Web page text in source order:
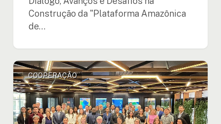
Construção da "Plataforma Amazônica
de…
Países
Amazônicos
reforçam
cooperação
regional
na
COOPERAÇÃO